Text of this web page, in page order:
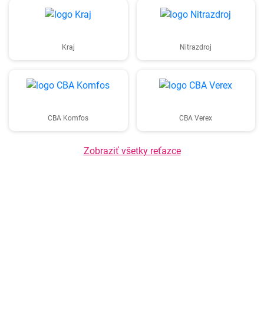
Kraj Nitrazdroj
CBA Komfos CBA Verex
Zobraziť všetky reťazce